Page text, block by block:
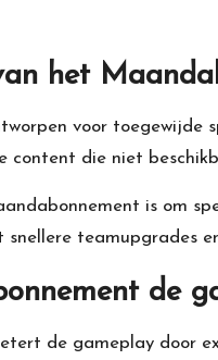
het
voor toegewijde
content die niet
is om
snellere teamupgrades
de
de gameplay door